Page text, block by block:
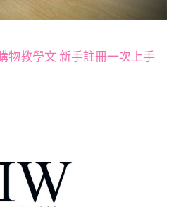
物教學文 新手註冊一次上手